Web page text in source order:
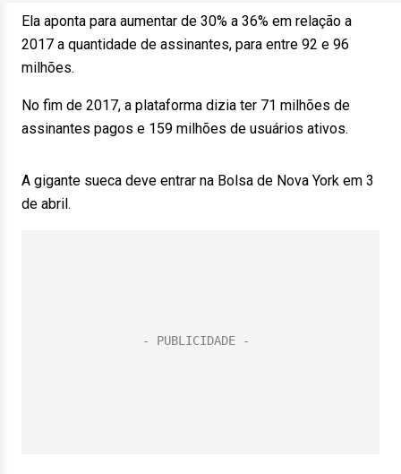
Ela aponta para aumentar de 30% a 36% em relação a
2017 a quantidade de assinantes, para entre 92 e 96
milhões.
No fim de 2017, a plataforma dizia ter 71 milhões de
assinantes pagos e 159 milhões de usuários ativos.
A gigante sueca deve entrar na Bolsa de Nova York em 3
de abril.